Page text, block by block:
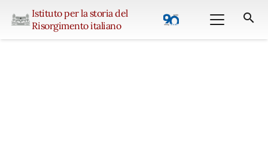
Istituto per la storia del
Risorgimento italiano
search